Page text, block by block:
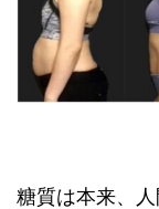
糖質は本来、